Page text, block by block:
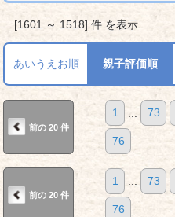
[1601 ～ 1518] 件 を表示
あいうえお順 親子評価順
前の 20 件
1 73
76
前の 20 件
1 ... 73
76